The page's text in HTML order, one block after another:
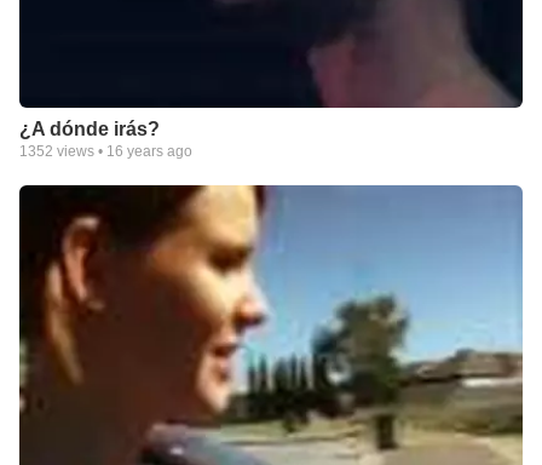
¿A dónde irás?
1352 views • 16 years ago